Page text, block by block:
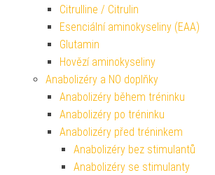
Citrulline / Citrulin
Esenciální aminokyseliny (EAA)
Glutamin
Hovězí aminokyseliny
Anabolizéry a NO doplňky
Anabolizéry během tréninku
Anabolizéry po tréninku
Anabolizéry před tréninkem
Anabolizéry bez stimulantů
Anabolizéry se stimulanty